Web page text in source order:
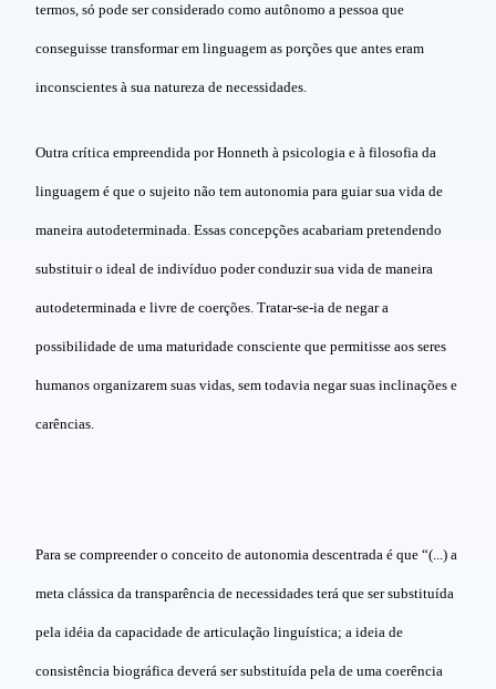
termos, só pode ser considerado como autônomo a pessoa que
conseguisse transformar em linguagem as porções que antes eram
inconscientes à sua natureza de necessidades.
Outra crítica empreendida por Honneth à psicologia e à filosofia da
linguagem é que o sujeito não tem autonomia para guiar sua vida de
maneira autodeterminada. Essas concepções acabariam pretendendo
substituir o ideal de indivíduo poder conduzir sua vida de maneira
autodeterminada e livre de coerções. Tratar-se-ia de negar a
possibilidade de uma maturidade consciente que permitisse aos seres
humanos organizarem suas vidas, sem todavia negar suas inclinações e
carências.
Para se compreender o conceito de autonomia descentrada é que “(...) a
meta clássica da transparência de necessidades terá que ser substituída
pela idéia da capacidade de articulação linguística; a ideia de
consistência biográfica deverá ser substituída pela de uma coerência